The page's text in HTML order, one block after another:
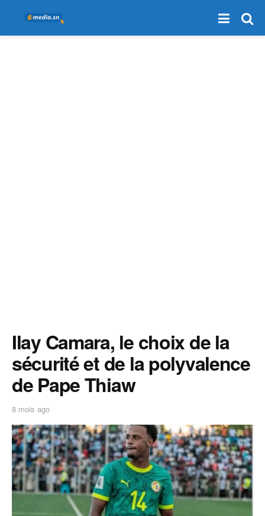
Ilay Camara, le choix de la
sécurité et de la polyvalence
de Pape Thiaw
8 mois ago